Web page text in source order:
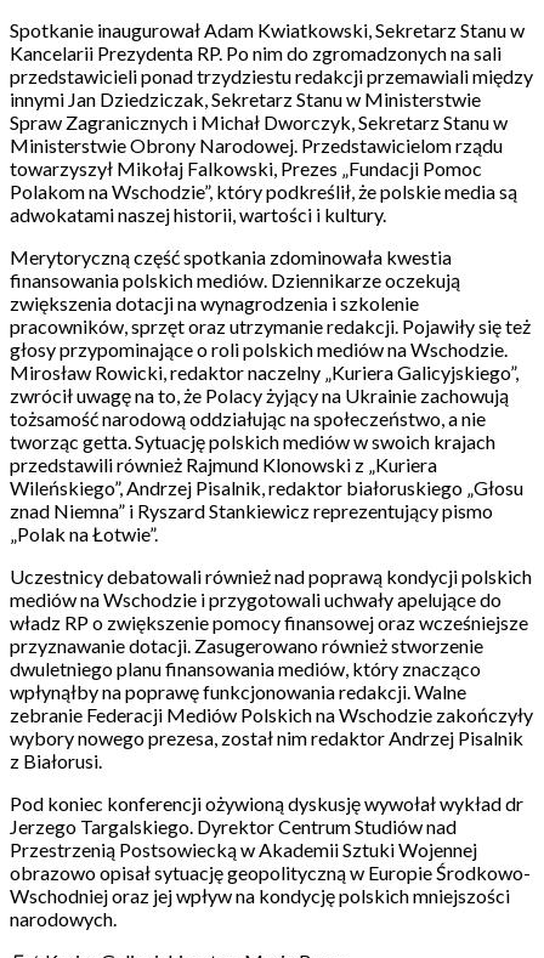
Spotkanie inaugurował Adam Kwiatkowski, Sekretarz Stanu w
Kancelarii Prezydenta RP. Po nim do zgromadzonych na sali
przedstawicieli ponad trzydziestu redakcji przemawiali między
innymi Jan Dziedziczak, Sekretarz Stanu w Ministerstwie
Spraw Zagranicznych i Michał Dworczyk, Sekretarz Stanu w
Ministerstwie Obrony Narodowej. Przedstawicielom rządu
towarzyszył Mikołaj Falkowski, Prezes „Fundacji Pomoc
Polakom na Wschodzie”, który podkreślił, że polskie media są
adwokatami naszej historii, wartości i kultury.
Merytoryczną część spotkania zdominowała kwestia
finansowania polskich mediów. Dziennikarze oczekują
zwiększenia dotacji na wynagrodzenia i szkolenie
pracowników, sprzęt oraz utrzymanie redakcji. Pojawiły się też
głosy przypominające o roli polskich mediów na Wschodzie.
Mirosław Rowicki, redaktor naczelny „Kuriera Galicyjskiego”,
zwrócił uwagę na to, że Polacy żyjący na Ukrainie zachowują
tożsamość narodową oddziałując na społeczeństwo, a nie
tworząc getta. Sytuację polskich mediów w swoich krajach
przedstawili również Rajmund Klonowski z „Kuriera
Wileńskiego”, Andrzej Pisalnik, redaktor białoruskiego „Głosu
znad Niemna” i Ryszard Stankiewicz reprezentujący pismo
„Polak na Łotwie”.
Uczestnicy debatowali również nad poprawą kondycji polskich
mediów na Wschodzie i przygotowali uchwały apelujące do
władz RP o zwiększenie pomocy finansowej oraz wcześniejsze
przyznawanie dotacji. Zasugerowano również stworzenie
dwuletniego planu finansowania mediów, który znacząco
wpłynąłby na poprawę funkcjonowania redakcji. Walne
zebranie Federacji Mediów Polskich na Wschodzie zakończyły
wybory nowego prezesa, został nim redaktor Andrzej Pisalnik
z Białorusi.
Pod koniec konferencji ożywioną dyskusję wywołał wykład dr
Jerzego Targalskiego. Dyrektor Centrum Studiów nad
Przestrzenią Postsowiecką w Akademii Sztuki Wojennej
obrazowo opisał sytuację geopolityczną w Europie Środkowo-
Wschodniej oraz jej wpływ na kondycję polskich mniejszości
narodowych.